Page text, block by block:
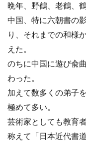
晩年、野鶴、老鶴、
中国、特に六朝書の
り、それまでの和様
えた。
のちに中国に遊び兪
わった。
加えて数多くの弟子
極めて多い。
芸術家としても教育
称えて「日本近代書